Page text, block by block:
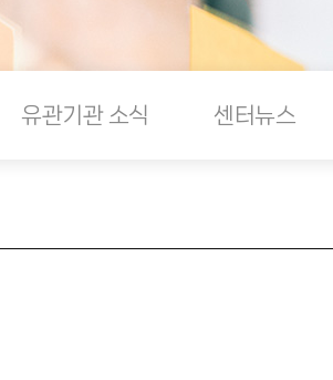
유관기관 소식 센터뉴스